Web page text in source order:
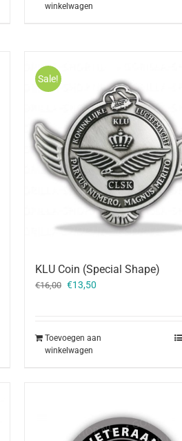
winkelwagen
Sale!
KLU Coin (Special Shape)
€16,00 Oorspronkelijke
€13,50
Toevoegen aan
winkelwagen